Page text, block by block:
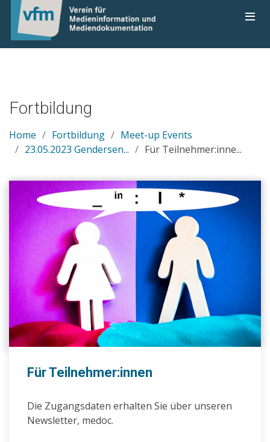
Fortbildung
Home Fortbildung
Meet-up Events
23.05.2023 Gendersen...
Für Teilnehmer:inne...
Für Teilnehmer:innen
Die Zugangsdaten erhalten Sie über unseren
Newsletter, medoc.